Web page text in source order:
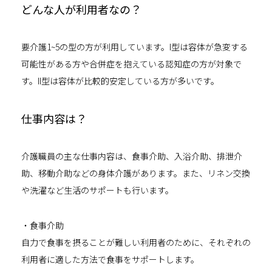
どんな人が利用者なの？
要介護1~5の型の方が利用しています。I型は容体が急変する
可能性がある方や合併症を抱えている認知症の方が対象で
す。II型は容体が比較的安定している方が多いです。
仕事内容は？
介護職員の主な仕事内容は、食事介助、入浴介助、排泄介
助、移動介助などの身体介護があります。また、リネン交換
や洗濯など生活のサポートも行います。
・食事介助
自力で食事を摂ることが難しい利用者のために、それぞれの
利用者に適した方法で食事をサポートします。